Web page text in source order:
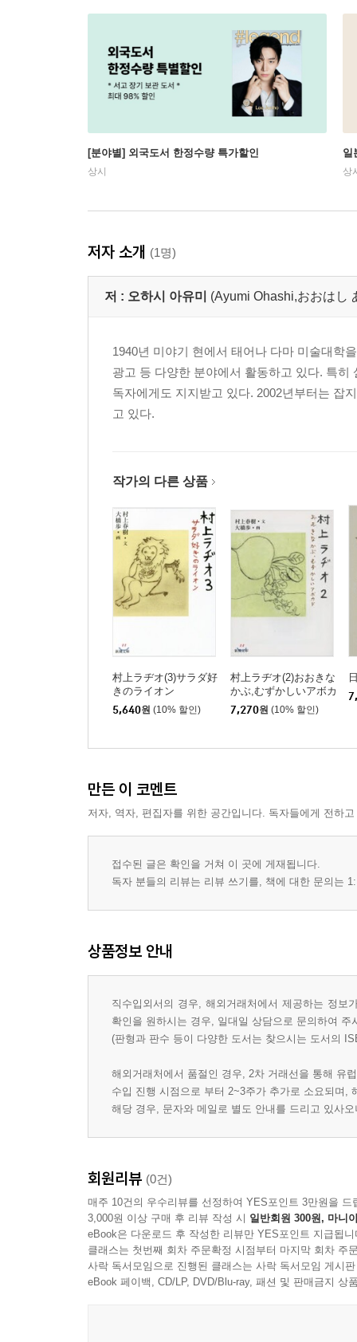
[분야별] 외국도서 한정수량 특가할인
상시
일
상
저자 소개 (1명)
저 : 오하시 아유미 (Ayumi Ohashi,おおはし
1940년 미야기 현에서 태어나 다마 미술대학
광고 등 다양한 분야에서 활동하고 있다. 특
독자에게도 지지받고 있다. 2002년부터는 잡
고 있다.
작가의 다른 상품
村上ラヂオ(3)サラダ好
きのライオン
5,640원 (10% 할인)
村上ラヂオ(2)おおきな
かぶ,むずかしいアボカ
ド
7,270원 (10% 할인)
만든 이 코멘트
저자, 역자, 편집자를 위한 공간입니다. 독자들에게 전하
접수된 글은 확인을 거쳐 이 곳에 게재됩니다.
독자 분들의 리뷰는 리뷰 쓰기를, 책에 대한 문의는
상품정보 안내
직수입외서의 경우, 해외거래처에서 제공하는 정
확인을 원하시는 경우, 일대일 상담으로 문의하여 주
(판형과 판수 등이 다양한 도서는 찾으시는 도서의
해외거래처에서 품절인 경우, 2차 거래선을 통해 유
수입 진행 시점으로 부터 2~3주가 추가로 소요되며,
해당 경우, 문자와 메일로 별도 안내를 드리고 있사
회원리뷰 (0건)
매주 10건의 우수리뷰를 선정하여 YES포인트 3만원을 드
3,000원 이상 구매 후 리뷰 작성 시 일반회원 300원, 마니
eBook은 다운로드 후 작성한 리뷰만 YES포인트 지급됩니
클래스는 첫번째 회차 주문확정 시점부터 마지막 회차 주
사락 독서모임으로 진행된 클래스는 사락 독서모임 게시
eBook 페이백, CD/LP, DVD/Blu-ray, 패션 및 판매금지 상